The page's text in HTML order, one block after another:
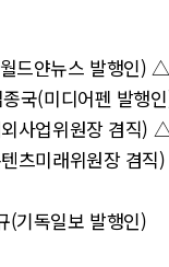
드얀뉴스 발행인)
국(미디어펜 발행
사업위원장 겸직)
츠미래위원장 겸직)
기독일보 발행인)